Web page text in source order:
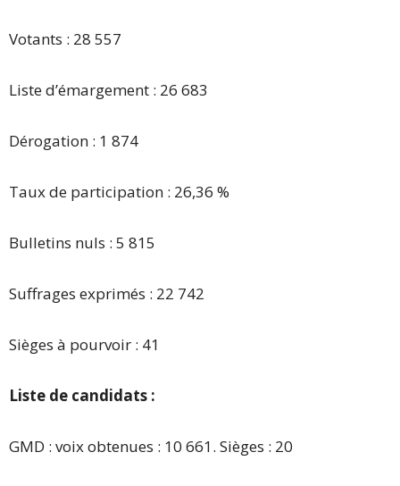
Votants : 28 557
Liste d’émargement : 26 683
Dérogation : 1 874
Taux de participation : 26,36 %
Bulletins nuls : 5 815
Suffrages exprimés : 22 742
Sièges à pourvoir : 41
Liste de candidats :
GMD : voix obtenues : 10 661. Sièges : 20